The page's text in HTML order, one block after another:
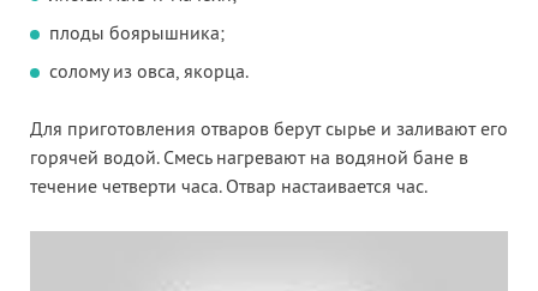
плоды боярышника;
солому из овса, якорца.
Для приготовления отваров берут сырье и заливают его
горячей водой. Смесь нагревают на водяной бане в
течение четверти часа. Отвар настаивается час.